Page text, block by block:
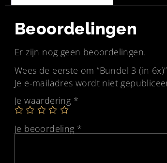
Beoordelingen
Er zijn nog geen beoordelingen.
Wees de eerste om “Bundel 3 (in
Je e-mailadres wordt niet
Je waardering *
Je beoordeling *